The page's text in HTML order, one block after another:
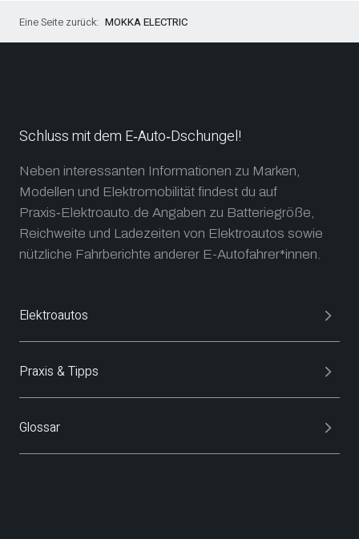
MOKKA ELECTRIC
Schluss mit dem E‑Auto‑Dschungel!
Neben interessanten Informationen zu Marken,
Modellen und Elektromobilität findest du auf
Praxis‑Elektroauto.de Angaben zu Batteriegröße,
Reichweite und Ladezeiten von Elektroautos sowie
nützliche Fahrberichte anderer E-Autofahrer*innen.
Elektroautos
Praxis & Tipps
Glossar